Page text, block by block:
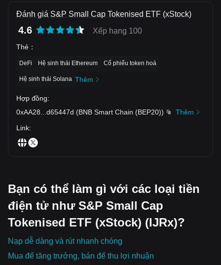
Đánh giá S&P Small Cap Tokenised ETF (xStock)
4.6 Xếp hạng 100
Thẻ ：
DeFi Hệ sinh thái Ethereum Cố phiếu token hoá
Hệ sinh thái Solana Thêm
Hợp đồng:
0xAA28
d65447d (BNB Smart Chain (BEP20))
Thêm
Link:
Bạn có thể làm gì với các loại tiền
điện tử như S&P Small Cap
Tokenised ETF (xStock) (IJRx)?
Nạp dễ dàng và rút nhanh chóng
Mua để tăng trưởng, bán để thu lợi nhuận